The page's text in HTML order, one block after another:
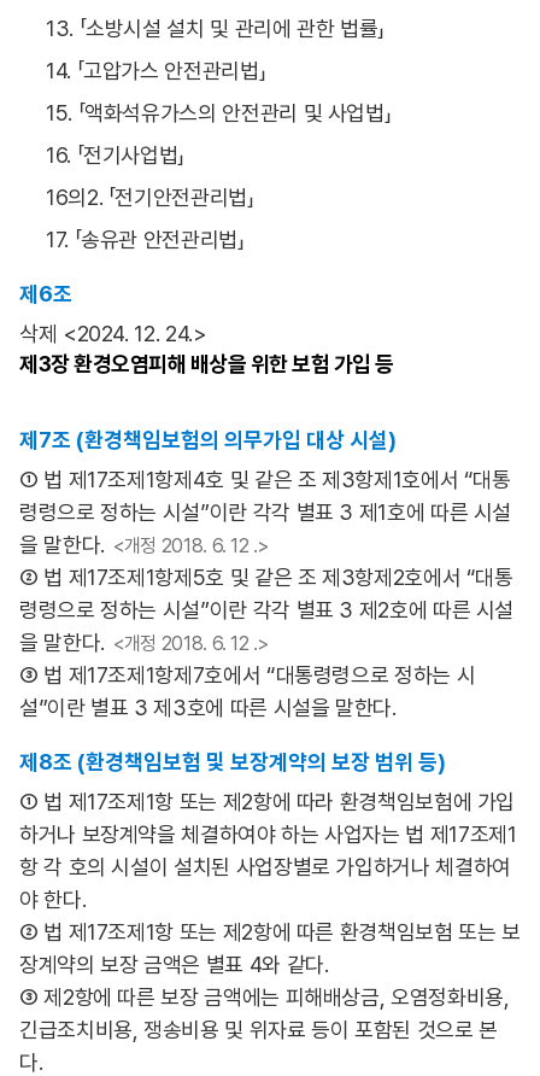
13. 「소방시설 설치 및 관리에 관한 법률」
14. 「고압가스 안전관리법」
15. 「액화석유가스의 안전관리 및 사업법」
16. 「전기사업법」
16의2. 「전기안전관리법」
17. 「송유관 안전관리법」
제6조
삭제 <2024. 12. 24.>
제3장환경오염피해 배상을 위한 보험 가입 등
제7조 (환경책임보험의 의무가입 대상 시설)
① 법 제17조제1항제4호 및 같은 조 제3항제1호에서 “대통
령령으로 정하는 시설”이란 각각 별표 3 제1호에 따른 시설
을 말한다. <개정 2018. 6. 12 .>
② 법 제17조제1항제5호 및 같은 조 제3항제2호에서 “대통
령령으로 정하는 시설”이란 각각 별표 3 제2호에 따른 시설
을 말한다. <개정 2018. 6. 12 .>
③ 법 제17조제1항제7호에서 “대통령령으로 정하는 시
설”이란 별표 3 제3호에 따른 시설을 말한다.
제8조 (환경책임보험 및 보장계약의 보장 범위 등)
① 법 제17조제1항 또는 제2항에 따라 환경책임보험에 가입
하거나 보장계약을 체결하여야 하는 사업자는 법 제17조제1
항 각 호의 시설이 설치된 사업장별로 가입하거나 체결하여
야 한다.
② 법 제17조제1항 또는 제2항에 따른 환경책임보험 또는 보
장계약의 보장 금액은 별표 4와 같다.
③ 제2항에 따른 보장 금액에는 피해배상금, 오염정화비용,
긴급조치비용, 쟁송비용 및 위자료 등이 포함된 것으로 본
다.